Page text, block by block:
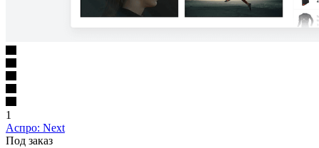
1
Аспро: Next
Под заказ